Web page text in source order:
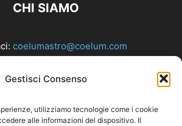
Gestisci Consenso
utilizziamo tecnologie come i cookie
alle informazioni del dispositivo. Il
CHI SIAMO
coelumastro@coelum.com
SEGUICI